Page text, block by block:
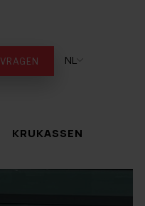
NL
KRUKASSEN